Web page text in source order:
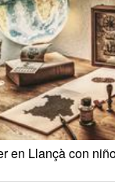
en Llançà con